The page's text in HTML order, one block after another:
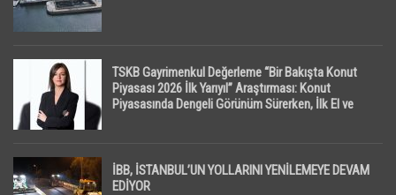
TSKB Gayrimenkul Değerleme “Bir Bakışta Konut
Piyasası 2026 İlk Yarıyıl” Araştırması: Konut
Piyasasında Dengeli Görünüm Sürerken, İlk El ve
İBB, İSTANBUL’UN YOLLARINI YENİLEMEYE DEVAM
EDİYOR